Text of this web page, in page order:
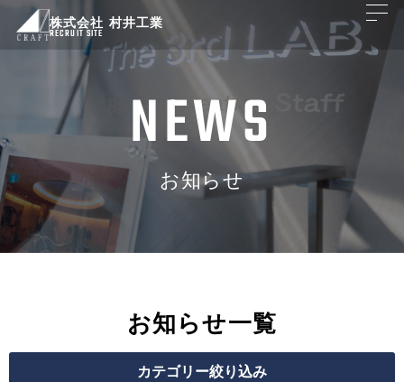
株式会社 村井工業
RECRUIT SITE
NEWS
お知らせ
お知らせ一覧
カテゴリー絞り込み